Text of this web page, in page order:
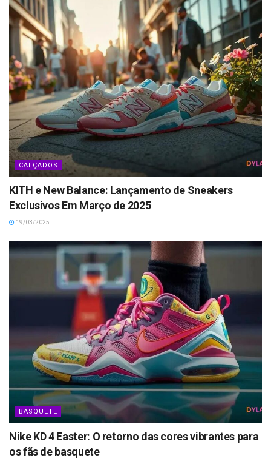
CALÇADOS
KITH e New Balance: Lançamento de Sneakers
Exclusivos Em Março de 2025
19/03/2025
BASQUETE
Nike KD 4 Easter: O retorno das cores vibrantes para
os fãs de basquete